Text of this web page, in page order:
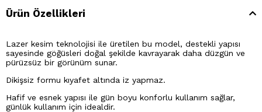
Ürün Özellikleri
Lazer kesim teknolojisi ile üretilen bu model, destekli yapısı
sayesinde göğüsleri doğal şekilde kavrayarak daha düzgün ve
pürüzsüz bir görünüm sunar.
Dikişsiz formu kıyafet altında iz yapmaz.
Hafif ve esnek yapısı ile gün boyu konforlu kullanım sağlar,
günlük kullanım için idealdir.